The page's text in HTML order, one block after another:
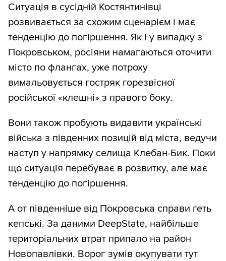
Ситуація в сусідній Костянтинівці
розвивається за схожим сценарієм і має
тенденцію до погіршення. Як і у випадку з
Покровськом, росіяни намагаються оточити
місто по флангах, уже потроху
вимальовується гостряк горезвісної
російської «клешні» з правого боку.
Вони також пробують видавити українські
війська з південних позицій від міста, ведучи
наступ у напрямку селища Клебан-Бик. Поки
що ситуація перебуває в розвитку, але має
тенденцію до погіршення.
А от південніше від Покровська справи геть
кепські. За даними DeepState, найбільше
територіальних втрат припало на район
Новопавлівки. Ворог зумів окупувати тут